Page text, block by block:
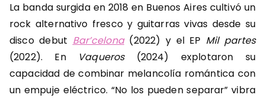
La banda surgida en 2018 en Buenos Aires cultivó un
rock alternativo fresco y guitarras vivas desde su
disco debut Bar’celona(2022) y el EP Mil partes
(2022). En
Vaqueros(2024) explotaron su
capacidad de combinar melancolía romántica con
un empuje eléctrico. “No los pueden separar” vibra